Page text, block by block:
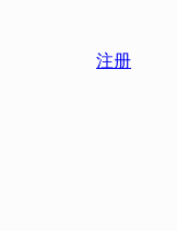
注册